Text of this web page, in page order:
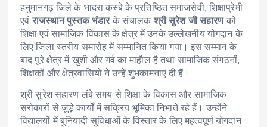
हनुमानगढ़ जिले के भादरा कस्बे के प्रतिष्ठित समाजसेवी, शिक्षाप्रेमी
एवंराजस्थान पुस्तक भंडारके संचालकश्री सुरेश जी सहारणको
शिक्षा एवं सामाजिक विकास के क्षेत्र में उनके उल्लेखनीय योगदान के
लिए जिला स्तरीय समारोह में सम्मानित किया गया। इस सम्मान के
बाद पूरे क्षेत्र में खुशी और गर्व का माहौल है तथा सामाजिक संगठनों,
शिक्षकों और क्षेत्रवासियों ने उन्हें शुभकामनाएं दी हैं।
श्री सुरेश सहारण लंबे समय से शिक्षा के विकास और सामाजिक
सरोकारों से जुड़े कार्यों में सक्रिय भूमिका निभाते रहे हैं। उन्होंने
विद्यालयों में बुनियादी सुविधाओं के विस्तार के लिए महत्वपूर्ण योगदान